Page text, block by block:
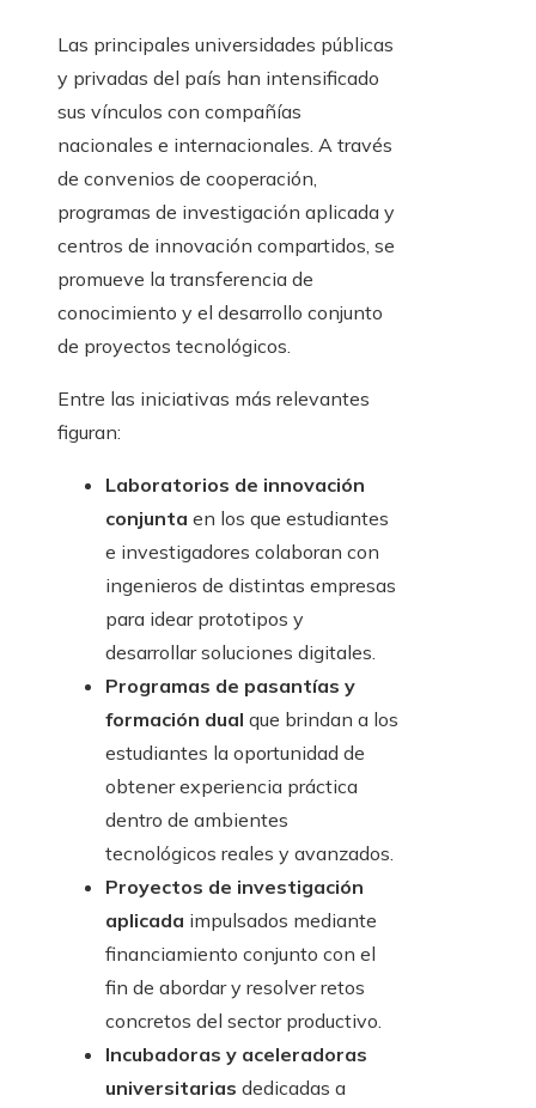
Las principales universidades públicas
y privadas del país han intensificado
sus vínculos con compañías
nacionales e internacionales. A través
de convenios de cooperación,
programas de investigación aplicada y
centros de innovación compartidos, se
promueve la transferencia de
conocimiento y el desarrollo conjunto
de proyectos tecnológicos.
Entre las iniciativas más relevantes
figuran:
Laboratorios de innovación
conjunta en los que estudiantes
e investigadores colaboran con
ingenieros de distintas empresas
para idear prototipos y
desarrollar soluciones digitales.
Programas de pasantías y
formación dual que brindan a los
estudiantes la oportunidad de
obtener experiencia práctica
dentro de ambientes
tecnológicos reales y avanzados.
Proyectos de investigación
aplicada impulsados mediante
financiamiento conjunto con el
fin de abordar y resolver retos
concretos del sector productivo.
Incubadoras y aceleradoras
universitarias dedicadas a